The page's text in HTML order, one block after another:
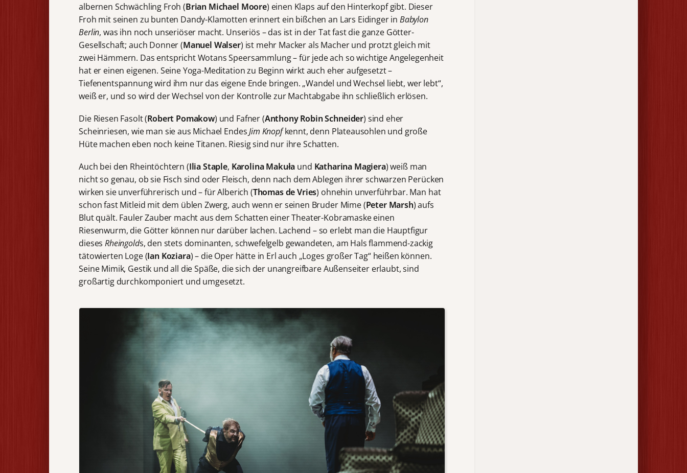
albernen Schwächling Froh (Brian Michael Moore) einen Klaps auf den Hinterkopf gibt. Dieser
Froh mit seinen zu bunten Dandy-Klamotten erinnert ein bißchen an Lars Eidinger in Babylon
Berlin, was ihn noch unseriöser macht. Unseriös – das ist in der Tat fast die ganze Götter-
Gesellschaft; auch Donner (Manuel Walser) ist mehr Macker als Macher und protzt gleich mit
zwei Hämmern. Das entspricht Wotans Speersammlung – für jede ach so wichtige Angelegenheit
hat er einen eigenen. Seine Yoga-Meditation zu Beginn wirkt auch eher aufgesetzt –
Tiefenentspannung wird ihm nur das eigene Ende bringen. „Wandel und Wechsel liebt, wer lebt“,
weiß er, und so wird der Wechsel von der Kontrolle zur Machtabgabe ihn schließlich erlösen.
Die Riesen Fasolt (Robert Pomakow) und Fafner (Anthony Robin Schneider) sind eher
Scheinriesen, wie man sie aus Michael EndesJim Knopfkennt, denn Plateausohlen und große
Hüte machen eben noch keine Titanen. Riesig sind nur ihre Schatten.
Auch bei den Rheintöchtern (Ilia Staple, Karolina Makuła und Katharina Magiera) weiß man
nicht so genau, ob sie Fisch sind oder Fleisch, denn nach dem Ablegen ihrer schwarzen Perücken
wirken sie unverführerisch und – für Alberich (Thomas de Vries) ohnehin unverführbar. Man hat
schon fast Mitleid mit dem üblen Zwerg, auch wenn er seinen Bruder Mime (Peter Marsh) aufs
Blut quält. Fauler Zauber macht aus dem Schatten einer Theater-Kobramaske einen
Riesenwurm, die Götter können nur darüber lachen. Lachend – so erlebt man die Hauptfigur
diesesRheingolds, den stets dominanten, schwefelgelb gewandeten, am Hals flammend-zackig
tätowierten Loge (Ian Koziara) – die Oper hätte in Erl auch „Loges großer Tag“ heißen können.
Seine Mimik, Gestik und all die Späße, die sich der unangreifbare Außenseiter erlaubt, sind
großartig durchkomponiert und umgesetzt.